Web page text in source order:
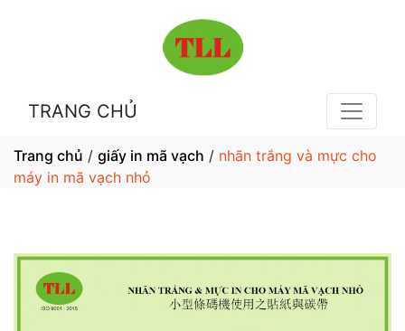
TRANG CHỦ
Trang chủ / giấy in mã vạch / nhãn trắng và mực cho
máy in mã vạch nhỏ